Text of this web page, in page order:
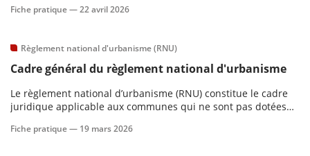
Fiche pratique —22 avril 2026
Règlement national d'urbanisme (RNU)
Cadre général du règlement national d'urbanisme
Le règlement national d’urbanisme (RNU) constitue le cadre
juridique applicable aux communes qui ne sont pas dotées
Fiche pratique — 19 mars 2026